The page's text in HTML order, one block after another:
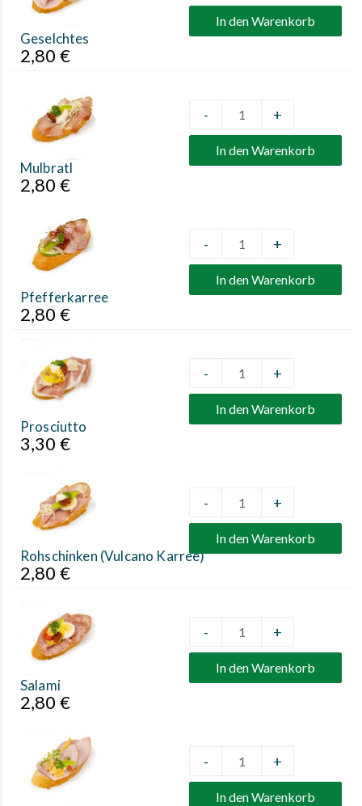
Geselchtes
2,80 €
In den Warenkorb
Mulbratl
2,80 €
Quantity
- +
In den Warenkorb
Pfefferkarree
2,80 €
Quantity
- +
In den Warenkorb
Prosciutto
3,30 €
Quantity
- +
In den Warenkorb
Rohschinken (Vulcano Karree)
2,80 €
Quantity
- +
In den Warenkorb
Salami
2,80 €
Quantity
- +
In den Warenkorb
Quantity
- +
In den Warenkorb